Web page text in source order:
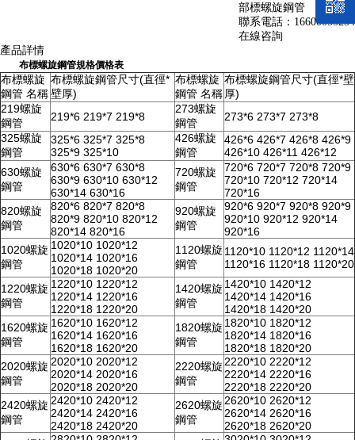
部標螺旋鋼管
聯系電話： 16600055234
在線咨詢
產品詳情
布標螺旋鋼管規格價格表
布標螺旋
鋼管 名稱
布標螺旋鋼管尺寸(直徑*
壁厚)
布標螺旋
鋼管 名稱
布標螺旋鋼管尺寸(直徑*壁
厚)
219螺旋
鋼管
219*6 219*7 219*8
273螺旋
鋼管
273*6 273*7 273*8
325螺旋
鋼管
325*6 325*7 325*8
325*9 325*10
426螺旋
鋼管
426*6 426*7 426*8 426*9
426*10 426*11 426*12
630螺旋
鋼管
630*6 630*7 630*8
630*9 630*10 630*12
630*14 630*16
720螺旋
鋼管
720*6 720*7 720*8 720*9
720*10 720*12 720*14
720*16
820螺旋
鋼管
820*6 820*7 820*8
820*9 820*10 820*12
820*14 820*16
920螺旋
鋼管
920*6 920*7 920*8 920*9
920*10 920*12 920*14
920*16
1020螺旋
鋼管
1020*10 1020*12
1020*14 1020*16
1020*18 1020*20
1120螺旋
鋼管
1120*10 1120*12 1120*14
1120*16 1120*18 1120*20
1220螺旋
鋼管
1220*10 1220*12
1220*14 1220*16
1220*18 1220*20
1420螺旋
鋼管
1420*10 1420*12
1420*14 1420*16
1420*18 1420*20
1620螺旋
鋼管
1620*10 1620*12
1620*14 1620*16
1620*18 1620*20
1820螺旋
鋼管
1820*10 1820*12
1820*14 1820*16
1820*18 1820*20
2020螺旋
鋼管
2020*10 2020*12
2020*14 2020*16
2020*18 2020*20
2220螺旋
鋼管
2220*10 2220*12
2220*14 2220*16
2220*18 2220*20
2420螺旋
鋼管
2420*10 2420*12
2420*14 2420*16
2420*18 2420*20
2620螺旋
鋼管
2620*10 2620*12
2620*14 2620*16
2620*18 2620*20